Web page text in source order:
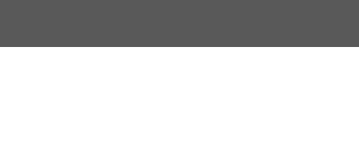
content